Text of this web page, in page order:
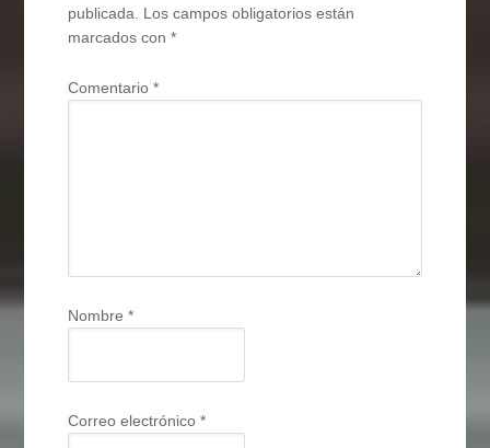
publicada. Los campos obligatorios están
marcados con*
Comentario*
Nombre*
Correo electrónico*